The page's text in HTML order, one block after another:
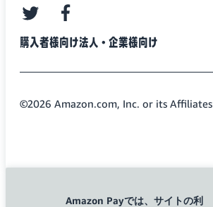
購入者様向け法人・企業様向け
twitterfacebook
©2026 Amazon.com, Inc. or its Affiliates
Amazon Payでは、サイトの利